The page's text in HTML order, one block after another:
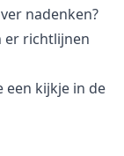
nadenken?
er richtlijnen
een kijkje in de